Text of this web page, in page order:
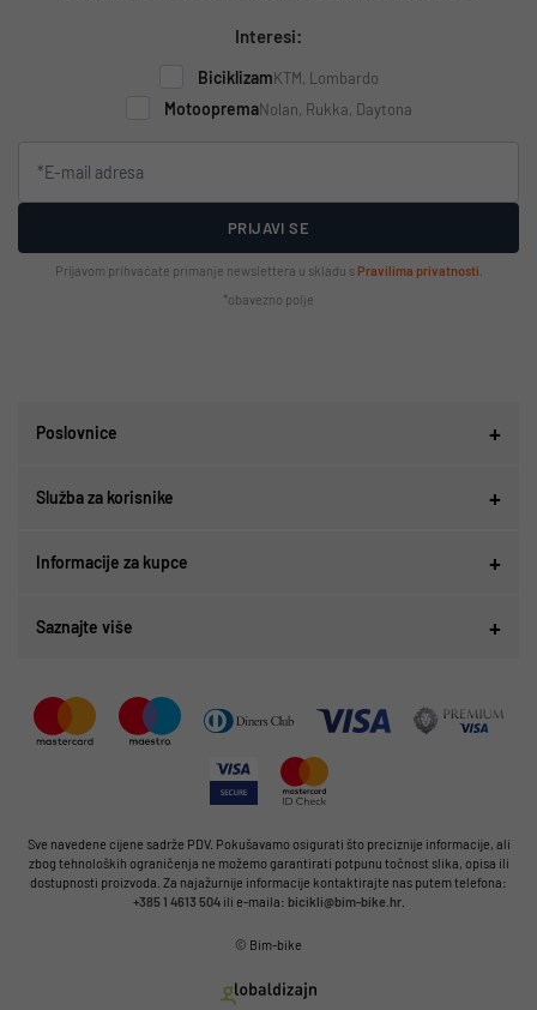
Interesi:
BiciklizamKTM, Lombardo
MotoopremaNolan, Rukka, Daytona
PRIJAVI SE
Prijavom prihvaćate primanje newslettera u skladu s Pravilima privatnosti
*obavezno polje
Poslovnice
Služba za korisnike
Informacije za kupce
Saznajte više
Sve navedene cijene sadrže PDV. Pokušavamo osigurati što preciznije informacije, ali
zbog tehnoloških ograničenja ne možemo garantirati potpunu točnost slika, opisa ili
dostupnosti proizvoda. Za najažurnije informacije kontaktirajte nas putem telefona:
+385 1 4613 504ili e-maila: bicikli@bim-bike.hr.
© Bim-bike